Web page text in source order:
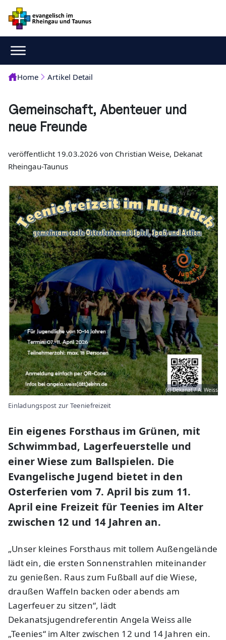
Home Artikel Detail
Gemeinschaft, Abenteuer und
neue Freunde
veröffentlicht 19.03.2026 von Christian Weise, Dekanat
Rheingau-Taunus
(c) Dekanat / A. Weiss
Einladungspost zur Teeniefreizeit
Ein eigenes Forsthaus im Grünen, mit
Schwimmbad, Lagerfeuerstelle und
einer Wiese zum Ballspielen. Die
Evangelische Jugend bietet in den
Osterferien vom 7. April bis zum 11.
April eine Freizeit für Teenies im Alter
zwischen 12 und 14 Jahren an.
„Unser kleines Forsthaus mit tollem Außengelände
lädt ein, die ersten Sonnenstrahlen miteinander
zu genießen. Raus zum Fußball auf die Wiese,
draußen Waffeln backen oder abends am
Lagerfeuer zu sitzen“, lädt
Dekanatsjugendreferentin Angela Weiss alle
„Teenies“ im Alter zwischen 12 und 14 Jahren ein.